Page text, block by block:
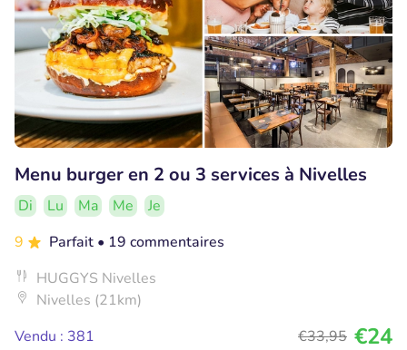
Menu burger en 2 ou 3 services à Nivelles
Di Lu Ma Me
Je
9
Parfait • 19 commentaires
HUGGYS Nivelles
Nivelles (21km)
Vendu : 381
€33,95 €24